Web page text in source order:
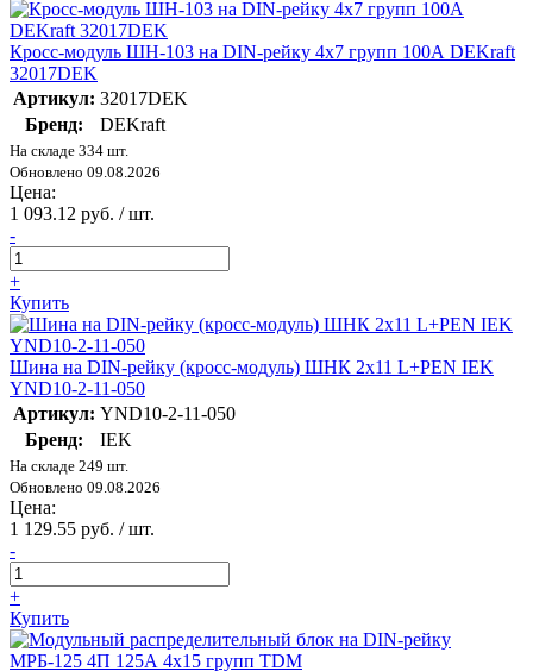
Кросс-модуль ШН-103 на DIN-рейку 4х7 групп 100А DEKraft
32017DEK
Артикул: 32017DEK
Бренд:
DEKraft
На складе 334 шт.
Обновлено 09.08.2026
Цена:
1 093.12 руб. / шт.
-
+
Купить
Шина на DIN-рейку (кросс-модуль) ШНК 2х11 L+PEN IEK
YND10-2-11-050
Артикул: YND10-2-11-050
Бренд:
IEK
На складе 249 шт.
Обновлено 09.08.2026
Цена:
1 129.55 руб. / шт.
-
+
Купить